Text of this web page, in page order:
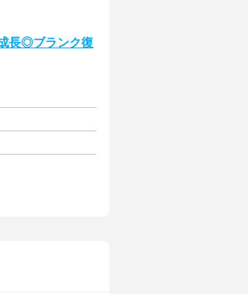
長◎ブランク復